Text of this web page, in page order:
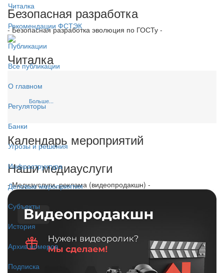
Читалка
Рекомендации ФСТЭК
Публикации
Все публикации
О главном
Регуляторы
Банки
Угрозы и решения
Инфраструктура
Деловые мероприятия
Субъекты
История
Архив номеров
Подписка
Безопасная разработка
- Безопасная разработка эволюция по ГОСТу -
Читалка
Больше...
Календарь мероприятий
Наши медиауслуги
- Медиауслуги, реклама (видеопродакшн) -